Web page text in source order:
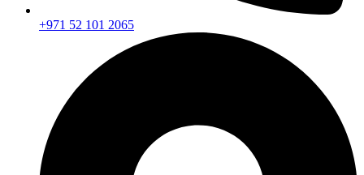
+971 52 101 2065